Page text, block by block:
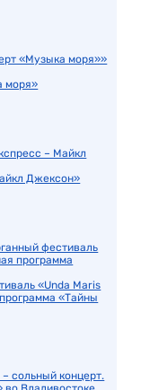
моря»
Джексон»
«Unda Maris
«Тайны